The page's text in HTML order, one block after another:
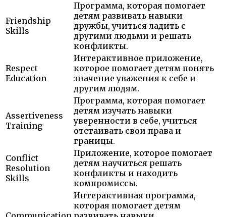
Friendship
Skills
Программа, которая помогает
детям развивать навыки
дружбы, учиться ладить с
другими людьми и решать
конфликты.
Respect
Education
Интерактивное приложение,
которое помогает детям понять
значение уважения к себе и
другим людям.
Assertiveness
Training
Программа, которая помогает
детям изучать навыки
уверенности в себе, учиться
отстаивать свои права и
границы.
Conflict
Resolution
Skills
Приложение, которое помогает
детям научиться решать
конфликты и находить
компромиссы.
Интерактивная программа,
которая помогает детям